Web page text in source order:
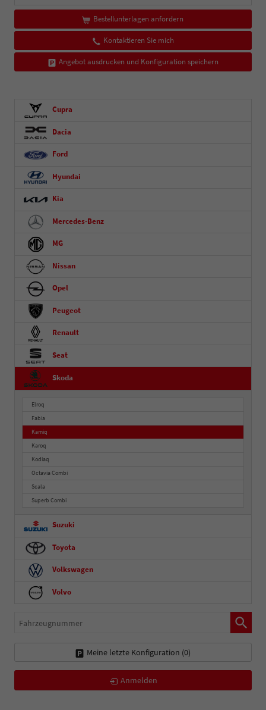
Bestellunterlagen anfordern
Kontaktieren Sie mich
Angebot ausdrucken und Konfiguration speichern
Cupra
Dacia
Ford
Hyundai
Kia
Mercedes-Benz
MG
Nissan
Opel
Peugeot
Renault
Seat
Skoda
Elroq
Fabia
Kamiq
Karoq
Kodiaq
Octavia Combi
Scala
Superb Combi
Suzuki
Toyota
Volkswagen
Volvo
Fahrzeugnummer
Meine letzte Konfiguration (0)
Anmelden